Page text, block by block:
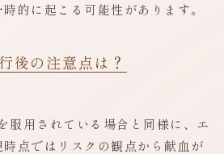
的に起こる可能性があります。
後の注意点は？
服用されている場合と同様に、エ
点ではリスクの観点から献血が